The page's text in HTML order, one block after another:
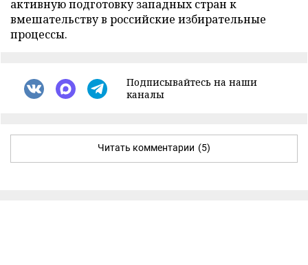
активную подготовку западных стран к
вмешательству в российские избирательные
процессы.
Подписывайтесь на наши
каналы
Читать комментарии (5)